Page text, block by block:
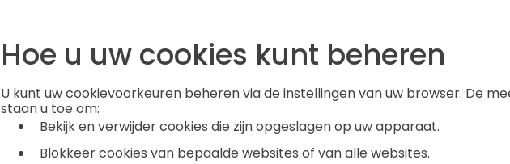
Hoe u uw cookies kunt beheren
U kunt uw cookievoorkeuren beheren via de instellingen van uw browser. De
staan u toe om:
Bekijk en verwijder cookies die zijn opgeslagen op uw apparaat.
Blokkeer cookies van bepaalde websites of van alle websites.